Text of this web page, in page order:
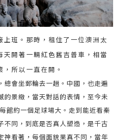
班。那時，租住了一位澳洲太
開著一輛紅色舊吉普車，相當
所以一直在開。
總會坐郵輪去一趟。中國，也走遍
的景緻，當天對話的表情，至今未
館約一個足球場大。走到能近看秦
不同，到底是否真人塑造，是千古
神看著，每個面貌果真不同，當年